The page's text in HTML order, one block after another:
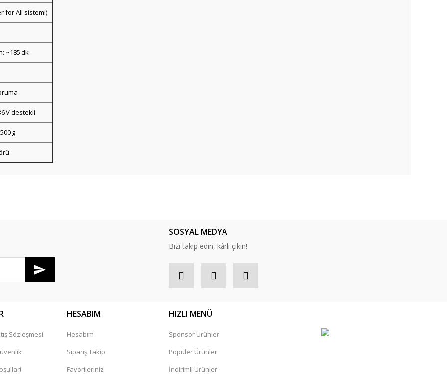
for All sistemi)
~185 dk
V destekli
g
çok iyi..Teşekkür ediyorum katarmarket firmasına..
SOSYAL MEDYA
Bizi takip edin, kârlı çıkın!
Sözleşmesi
HESABIM
Hesabım
Sipariş Takip
Favorileriniz
HIZLI MENÜ
Sponsor Ürünler
Popüler Ürünler
İndirimli Ürünler